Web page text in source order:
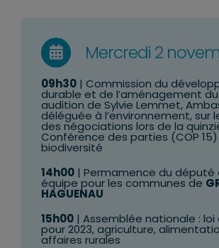
Mercredi 2
09h30| Commission du
durable et de l’aménagement
audition de Sylvie Lemmet,
déléguée à l’environnement, sur
des négociations lors de la
Conférence des parties (COP 15)
biodiversité
14h00| Permamence du député
équipe pour les communes de
HAGUENAU
15h00| Assemblée nationale : loi
pour 2023, agriculture,
affaires rurales